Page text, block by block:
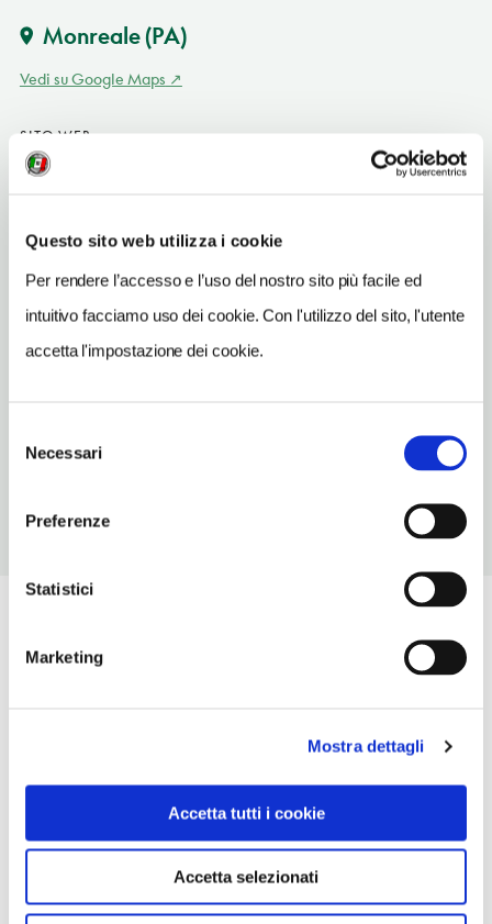
Questo sito web utilizza i cookie
Per rendere l’accesso e l’uso del nostro sito più facile ed
intuitivo facciamo uso dei cookie. Con l'utilizzo del sito, l'utente
accetta l'impostazione dei cookie.
delNecessari
Preferenze
Statistici
Marketing
Mostra dettagli
Accetta tutti i cookie
Accetta selezionati
Monreale(PA)
Vedi su Google Maps
SITO WEB
www.sirignanowineresort.it
info@sirignanowineresort.it
TELEFONO
09241836038-3479782640
NUMERO CAMERE
Chiusura: sempre aperto